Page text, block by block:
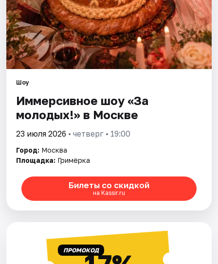
Шоу
Иммерсивное шоу «За
молодых!» в Москве
23 июля 2026 • четверг • 19:00
Город: Москва
Площадка: Гримёрка
Билеты со скидкой
на Kassir.ru
ПРОМОКОД